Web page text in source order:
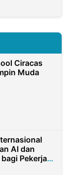
Ciracas
Muda
AI dan
Pekerja